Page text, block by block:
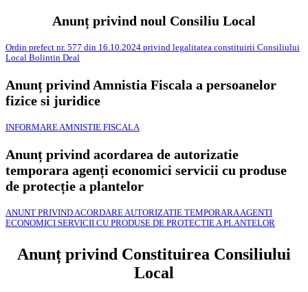
Anunț privind noul Consiliu Local
Ordin prefect nr. 577 din 16.10.2024 privind legalitatea constituirii Consiliului
Local Bolintin Deal
Anunț privind Amnistia Fiscala a persoanelor
fizice si juridice
INFORMARE AMNISTIE FISCALA
Anunț privind acordarea de autorizatie
temporara agenți economici servicii cu produse
de protecție a plantelor
ANUNT PRIVIND ACORDARE AUTORIZATIE TEMPORARA AGENTI
ECONOMICI SERVICII CU PRODUSE DE PROTECTIE A PLANTELOR
Anunț privind Constituirea Consiliului
Local